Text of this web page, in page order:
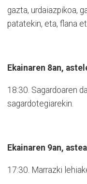
gazta, urdaiazpikoa,
patatekin, eta, flana
Ekainaren 8an,
18:30. Sagardoaren
sagardotegiarekin.
Ekainaren 9an,
17:30. Marrazki